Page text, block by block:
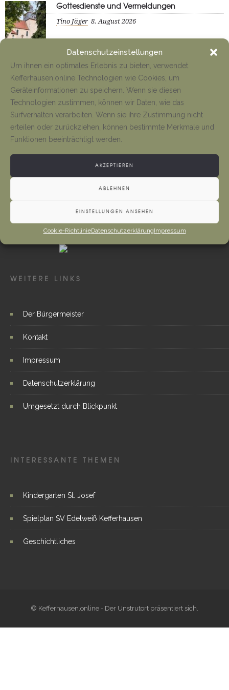
Datenschutzeinstellungen
Um ihnen ein optimales Erlebnis zu bieten, verwendet
Kefferhausen.online Technologien wie Cookies, um
Geräteinformationen zu speichern. Wenn sie diesen
Technologien zustimmen, können wir Daten, wie das
Surfverhalten verarbeiten. Wenn sie ihre Zustimmung nicht
erteilen oder zurückziehen, können bestimmte Merkmale und
Funktionen beeinträchtigt werden.
AKZEPTIEREN
ABLEHNEN
EINSTELLUNGEN ANSEHEN
Cookie-RichtlinieDatenschutzerklärungImpressum
Gottesdienste und Vermeldungen
Tino Jäger 8. August 2026
Anfahrt Cyriakuswallfahrt
Tino Jäger 1. August 2026
Neueröffnung Gaststätte
WEITERE LINKS
Der Bürgermeister
Kontakt
Impressum
Datenschutzerklärung
Umgesetzt durch Blickpunkt
INTERESSANTE THEMEN
Kindergarten St. Josef
Spielplan SV Edelweiß Kefferhausen
Geschichtliches
© Kefferhausen.online - Der Unstrutort präsentiert sich.